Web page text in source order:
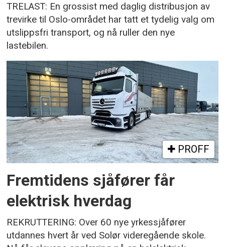
TRELAST: En grossist med daglig distribusjon av
trevirke til Oslo-området har tatt et tydelig valg om
utslippsfri transport, og nå ruller den nye
lastebilen.
PROFF
Fremtidens sjåfører får
elektrisk hverdag
REKRUTTERING: Over 60 nye yrkessjåfører
utdannes hvert år ved Solør videregående skole.